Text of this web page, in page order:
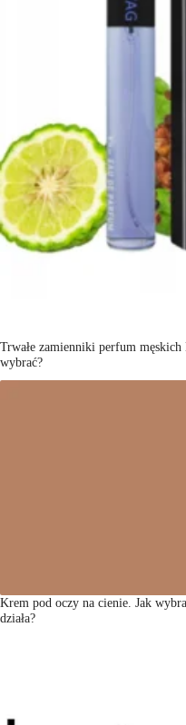
Trwałe zamienniki perfum
wybrać?
Krem pod oczy na cienie. Jak
działa?